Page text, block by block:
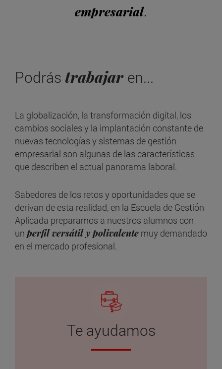
empresarial.
Podrás trabajar en...
La globalización, la transformación digital, los
cambios sociales y la implantación constante de
nuevas tecnologías y sistemas de gestión
empresarial son algunas de las características
que describen el actual panorama laboral.
Sabedores de los retos y oportunidades que se
derivan de esta realidad, en la Escuela de Gestión
Aplicada preparamos a nuestros alumnos con
un perfil versátil y polivalente muy demandado
en el mercado profesional.
Te ayudamos